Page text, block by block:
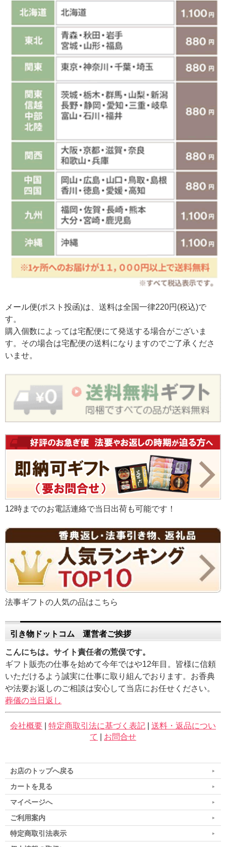
メール便(ポスト投函)は、送料は全国一律220円(税込)で
す。
購入個数によっては宅配便にて発送する場合がございま
す。その場合は宅配便の送料になりますのでご了承くださ
いませ。
12時までのお電話連絡で当日出荷も可能です！
法事ギフトの人気の品はこちら
引き物ドットコム 運営者ご挨拶
こんにちは。サイト責任者の荒俣です。
ギフト販売の仕事を始めて今年ではや12年目。皆様に信頼
いただけるよう誠実に仕事に取り組んでおります。お香典
や法要お返しのご相談は安心して当店にお任せください。
葬儀の当日返し
会社概要 特定商取引法に基づく表記
送料・返品につい
て
お問合せ
お店のトップへ戻る
カートを見る
マイページへ
ご利用案内
特定商取引法表示